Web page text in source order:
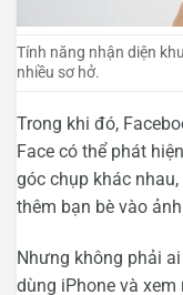
Tính năng nhận diện
nhiều sơ hở.
Trong khi đó,
Face có thể phát
góc chụp khác
thêm bạn bè vào
Nhưng không phải
dùng iPhone và